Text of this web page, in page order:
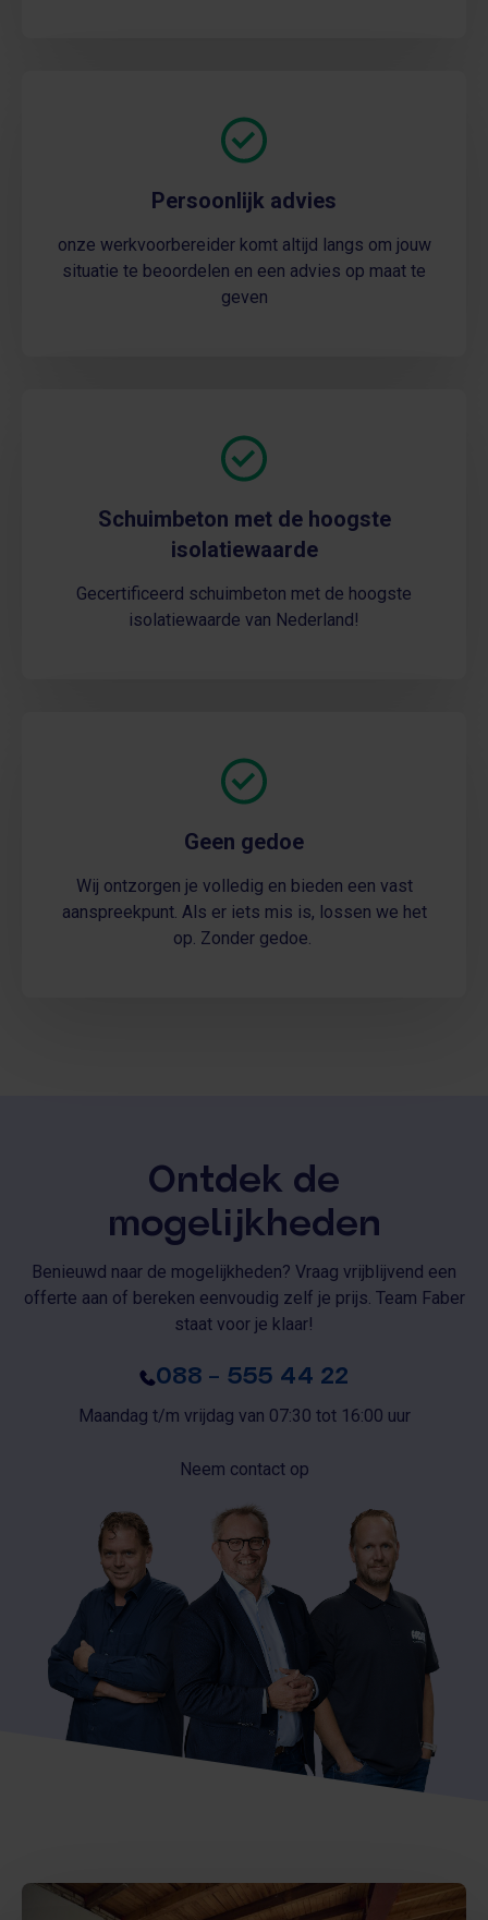
Persoonlijk advies
onze werkvoorbereider komt altijd langs om jouw
situatie te beoordelen en een advies op maat te
geven
Schuimbeton met de hoogste
isolatiewaarde
Gecertificeerd schuimbeton met de hoogste
isolatiewaarde van Nederland!
Geen gedoe
Wij ontzorgen je volledig en bieden een vast
aanspreekpunt. Als er iets mis is, lossen we het
op. Zonder gedoe.
Ontdek de
mogelijkheden
Benieuwd naar de mogelijkheden? Vraag vrijblijvend een
offerte aan of bereken eenvoudig zelf je prijs. Team Faber
staat voor je klaar!
088 – 555 44 22
Maandag t/m vrijdag van 07:30 tot 16:00 uur
Neem contact op